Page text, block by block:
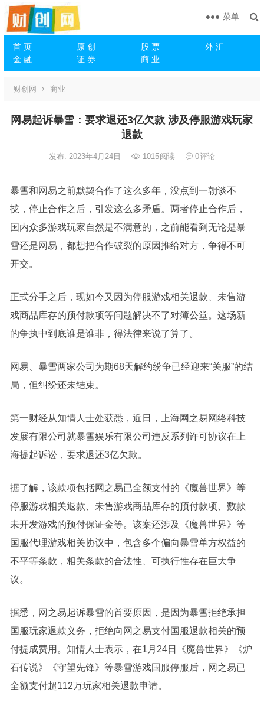
首 页 原 创 股 票
外 汇
金 融
证 券 商 业
菜单
财创网 商业
网易起诉暴雪：要求退还3亿欠款 涉及停服游戏玩家
退款
发布: 2023年4月24日 1015阅读 0评论
暴雪和网易之前默契合作了这么多年，没点到一朝谈不
拢，停止合作之后，引发这么多矛盾。两者停止合作后，
国内众多游戏玩家自然是不满意的，之前能看到无论是暴
雪还是网易，都想把合作破裂的原因推给对方，争得不可
开交。
正式分手之后，现如今又因为停服游戏相关退款、未售游
戏商品库存的预付款项等问题解决不了对簿公堂。这场新
的争执中到底谁是谁非，得法律来说了算了。
网易、暴雪两家公司为期68天解约纷争已经迎来“关服”的结
局，但纠纷还未结束。
第一财经从知情人士处获悉，近日，上海网之易网络科技
发展有限公司就暴雪娱乐有限公司违反系列许可协议在上
海提起诉讼，要求退还3亿欠款。
据了解，该款项包括网之易已全额支付的《魔兽世界》等
停服游戏相关退款、未售游戏商品库存的预付款项、数款
未开发游戏的预付保证金等。该案还涉及《魔兽世界》等
国服代理游戏相关协议中，包含多个偏向暴雪单方权益的
不平等条款，相关条款的合法性、可执行性存在巨大争
议。
据悉，网之易起诉暴雪的首要原因，是因为暴雪拒绝承担
国服玩家退款义务，拒绝向网之易支付国服退款相关的预
付提成费用。知情人士表示，在1月24日《魔兽世界》《炉
石传说》《守望先锋》等暴雪游戏国服停服后，网之易已
全额支付超112万玩家相关退款申请。